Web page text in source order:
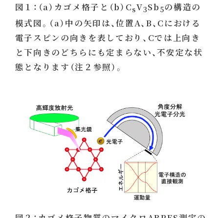
図１：（a）カゴメ格子と（b）CsV3Sb 5の構造の
模式図。（a）中の矢印は、位置A、B、Cにおける
電子スピンの向きを表しており、Cでは上向き
と下向きのどちらにも定まらない、不安定な状
態となります（注２参照）。